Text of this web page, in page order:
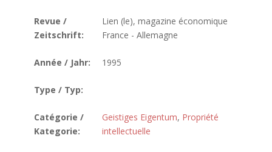
Revue /
Zeitschrift:
Lien (le), magazine économique
France - Allemagne
Année / Jahr: 1995
Type / Typ:
Catégorie /
Kategorie:
Geistiges Eigentum, Propriété
intellectuelle